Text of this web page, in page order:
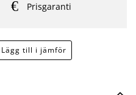
Lägg till i jämför
Prisgaranti